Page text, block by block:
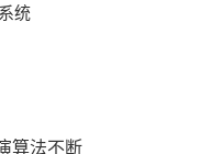
统
算法不断